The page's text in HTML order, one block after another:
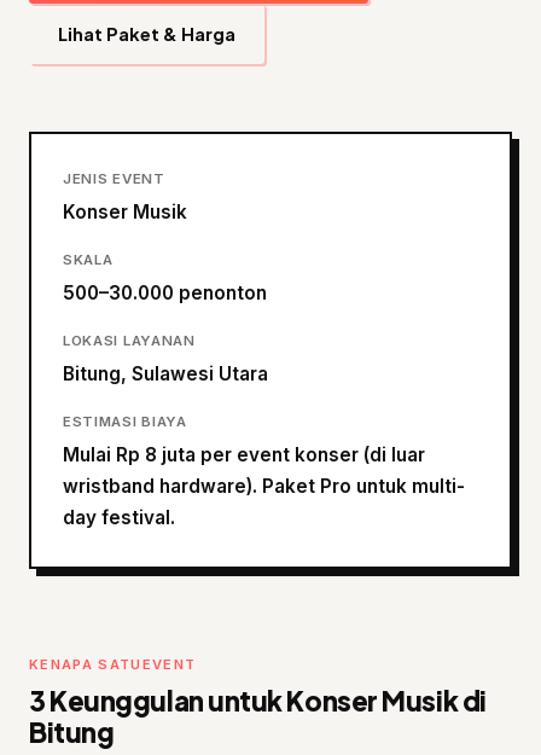
Lihat Paket & Harga
JENIS EVENT
Konser Musik
SKALA
500–30.000 penonton
LOKASI LAYANAN
Bitung, Sulawesi Utara
ESTIMASI BIAYA
Mulai Rp 8 juta per event konser (di luar
wristband hardware). Paket Pro untuk multi-
day festival.
KENAPA SATUEVENT
3 Keunggulan untuk Konser Musik di
Bitung